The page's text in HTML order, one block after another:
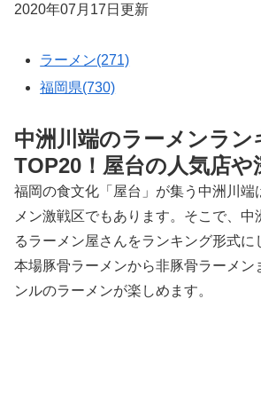
2020年07月17日更新
ラーメン(271)
福岡県(730)
中洲川端のラーメンラン
TOP20！屋台の人気店や
福岡の食文化「屋台」が集う中洲川端
メン激戦区でもあります。そこで、中
るラーメン屋さんをランキング形式に
本場豚骨ラーメンから非豚骨ラーメン
ンルのラーメンが楽しめます。